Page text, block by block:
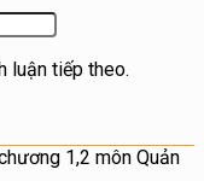
luận tiếp theo.